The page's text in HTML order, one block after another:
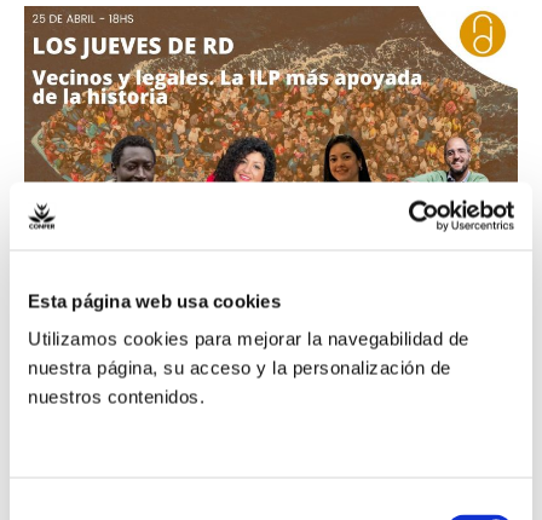
Esta página web usa cookies
Utilizamos cookies para mejorar la navegabilidad de
nuestra página, su acceso y la personalización de
nuestros contenidos.
Mª Francia Luna
Itriago, responsable de
Mª
Francia
Luna
Itriago,
responsable
de
Migraciones
CONFER,
participará
en